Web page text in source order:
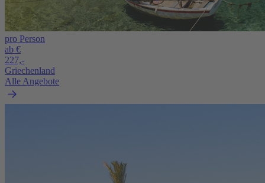
pro Person
ab €
227,-
Griechenland
Alle Angebote